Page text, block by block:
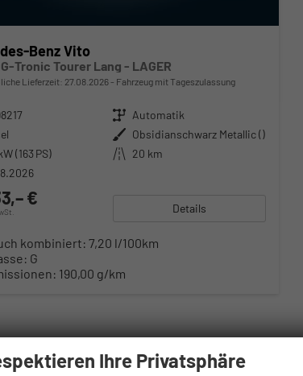
Benz Vito
G-Tronic Tourer Lang - LAGER
Lieferzeit: 27.08.2026 Fahrzeug mit Tageszulassung
Getriebe Automatik
Außenfarbe Obsidianschwarz Metallic ()
(163 PS) Kilometerstand 20 km
€
Details
kombiniert: 7,20 l/100km
G
190,00 g/km
Ihre Privatsphäre